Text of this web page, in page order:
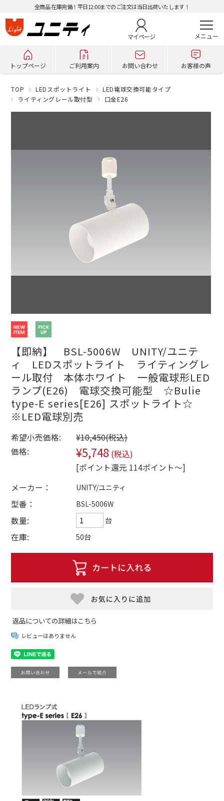
全商品 在庫完備！平日12:00までのご注文は当日出荷いたします！
マイページ
トップページ ご利用案内 お問い合わせ お客様の声
TOP LEDスポットライト
LED電球交換可能タイプ
ライティングレール取付型
口金E26
【即納】 BSL-5006W UNITY/ユニテ
ィ LEDスポットライト ライティングレ
ール取付 本体ホワイト 一般電球形LED
ランプ(E26) 電球交換可能型 ☆Bulie
type-E series[E26] スポットライト☆
※LED電球別売
希望小売価格: ¥10,450(税込)
価格:
¥5,748 (税込)
[ポイント還元 114ポイント～]
メーカー：
UNITY/ユニティ
型番： BSL-5006W
数量: 台
在庫: 50台
返品についての詳細はこちら
レビューはありません